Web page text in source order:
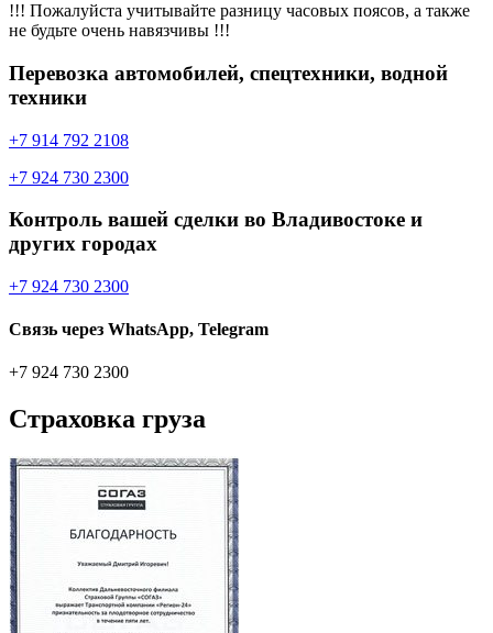
!!! Пожалуйста учитывайте разницу часовых поясов, а также
не будьте очень навязчивы !!!
Перевозка автомобилей, спецтехники, водной
техники
+7 914 792 2108
+7 924 730 2300
Контроль вашей сделки во Владивостоке и
других городах
+7 924 730 2300
Связь через WhatsApp, Telegram
+7 924 730 2300
Страховка груза